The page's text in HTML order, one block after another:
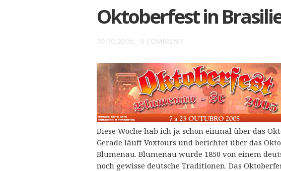
Oktoberfest in
30.10.2005 0 COMMENT
Diese Woche hab ich ja schon einmal über das
Gerade läuft Voxtours und berichtet über das
Blumenau. Blumenau wurde 1850 von einem
noch gewisse deutsche Traditionen. Das